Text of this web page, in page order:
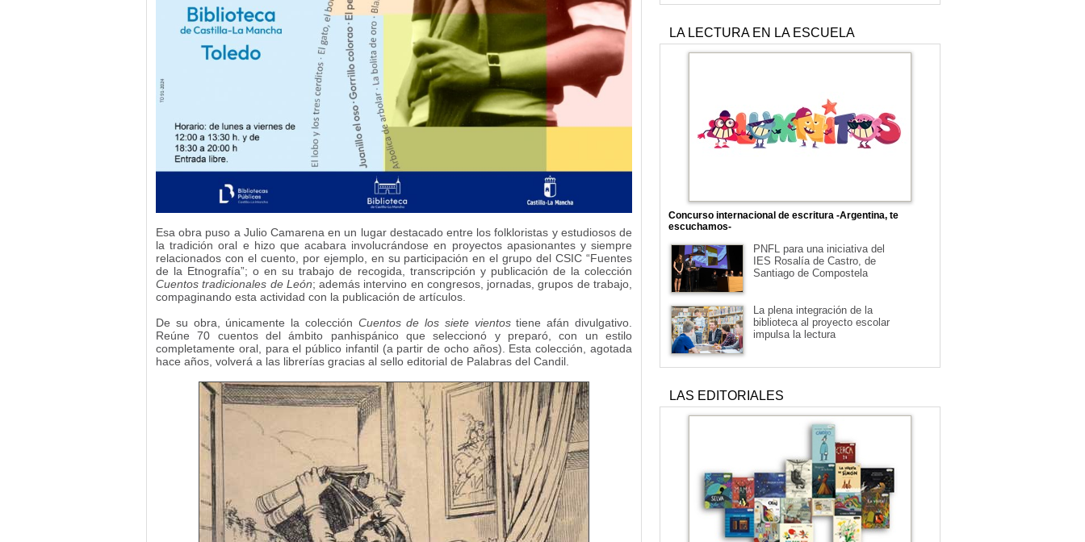
Esa obra puso a Julio Camarena en un lugar destacado entre los folkloristas y estudiosos de
la tradición oral e hizo que acabara involucrándose en proyectos apasionantes y siempre
relacionados con el cuento, por ejemplo, en su participación en el grupo del CSIC “Fuentes
de la Etnografía”; o en su trabajo de recogida, transcripción y publicación de la colección
Cuentos tradicionales de León; además intervino en congresos, jornadas, grupos de trabajo,
compaginando esta actividad con la publicación de artículos.
De su obra, únicamente la colección Cuentos de los siete vientostiene afán divulgativo.
Reúne 70 cuentos del ámbito panhispánico que seleccionó y preparó, con un estilo
completamente oral, para el público infantil (a partir de ocho años). Esta colección, agotada
hace años, volverá a las librerías gracias al sello editorial de Palabras del Candil.
LA LECTURA EN LA ESCUELA
Concurso internacional de escritura -Argentina, te
escuchamos-
PNFL para una iniciativa del
IES Rosalía de Castro, de
Santiago de Compostela
La plena integración de la
biblioteca al proyecto escolar
impulsa la lectura
LAS EDITORIALES